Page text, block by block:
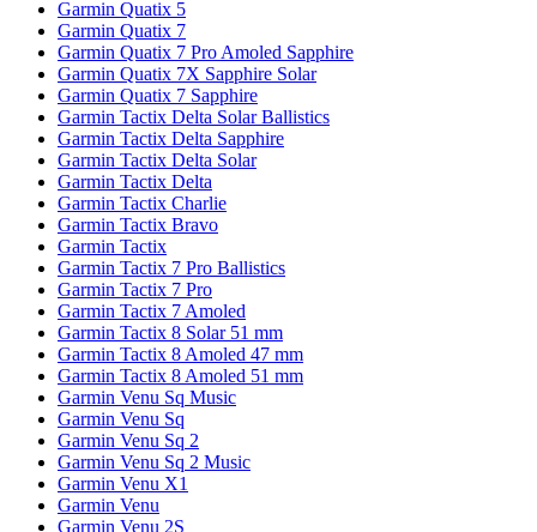
Garmin Quatix 5
Garmin Quatix 7
Garmin Quatix 7 Pro Amoled Sapphire
Garmin Quatix 7X Sapphire Solar
Garmin Quatix 7 Sapphire
Garmin Tactix Delta Solar Ballistics
Garmin Tactix Delta Sapphire
Garmin Tactix Delta Solar
Garmin Tactix Delta
Garmin Tactix Charlie
Garmin Tactix Bravo
Garmin Tactix
Garmin Tactix 7 Pro Ballistics
Garmin Tactix 7 Pro
Garmin Tactix 7 Amoled
Garmin Tactix 8 Solar 51 mm
Garmin Tactix 8 Amoled 47 mm
Garmin Tactix 8 Amoled 51 mm
Garmin Venu Sq Music
Garmin Venu Sq
Garmin Venu Sq 2
Garmin Venu Sq 2 Music
Garmin Venu X1
Garmin Venu
Garmin Venu 2S